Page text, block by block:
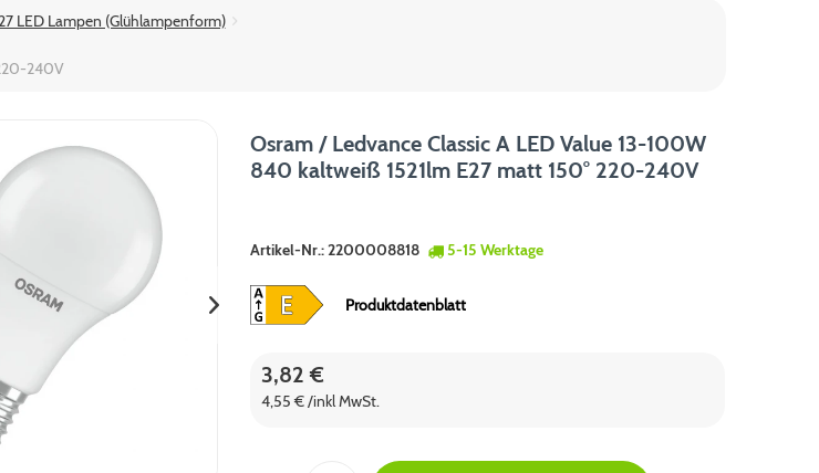
LED Lampen (Glühlampenform)
240V
Osram / Ledvance Classic A LED Value 13-100W
840 kaltweiß 1521lm E27 matt 150° 220-240V
Artikel-Nr.:2200008818 5-15 Werktage
Produktdatenblatt
3,82 €
4,55 € /inkl MwSt.